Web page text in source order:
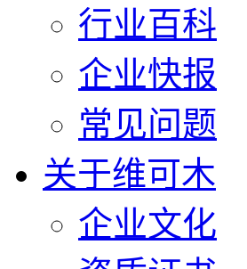
行业百科
企业快报
常见问题
关于维可木
企业文化